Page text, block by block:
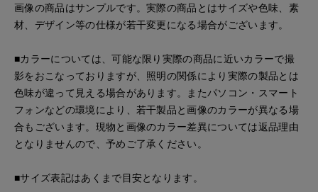
画像の商品はサンプルです。実際の商品とはサイズや色味、素
材、デザイン等の仕様が若干変更になる場合がございます。
■カラーについては、可能な限り実際の商品に近いカラーで撮
影をおこなっておりますが、照明の関係により実際の製品とは
色味が違って見える場合があります。またパソコン・スマート
フォンなどの環境により、若干製品と画像のカラーが異なる場
合もございます。現物と画像のカラー差異については返品理由
となりませんので、予めご了承ください。
■サイズ表記はあくまで目安となります。